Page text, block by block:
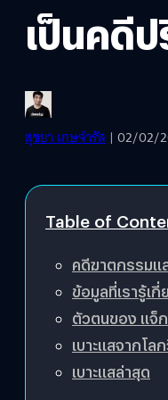
เป็นคดี
สุชยา เกษจำรัส | 02/02/
Table of
คดีฆาตกรรมแ
ข้อมูลที่เรารู้เ
ตัวตนของ แจ็ก
เบาะแสจากโ
เบาะแสล่าสุด